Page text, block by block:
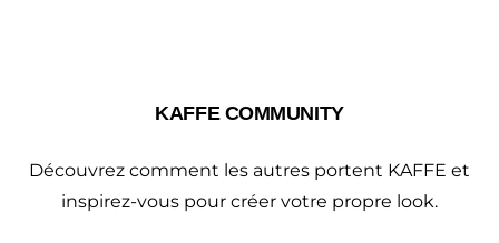
KAFFE COMMUNITY
Découvrez comment les autres portent KAFFE et
inspirez-vous pour créer votre propre look.